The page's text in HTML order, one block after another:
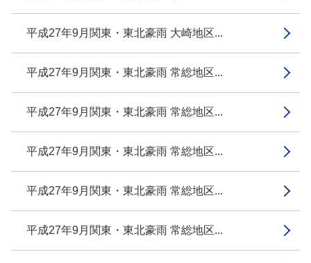
平成27年9月関東・東北豪雨 大崎地区...
平成27年9月関東・東北豪雨 常総地区...
平成27年9月関東・東北豪雨 常総地区...
平成27年9月関東・東北豪雨 常総地区...
平成27年9月関東・東北豪雨 常総地区...
平成27年9月関東・東北豪雨 常総地区...